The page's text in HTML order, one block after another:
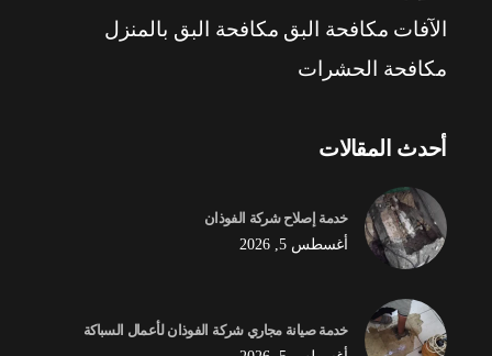
الآفات مكافحة البق مكافحة البق بالمنزل
مكافحة الحشرات
أحدث المقالات
خدمة إصلاح شركة الفوذان
أغسطس 5, 2026
خدمة صيانة مجاري شركة الفوذان لأعمال السباكة